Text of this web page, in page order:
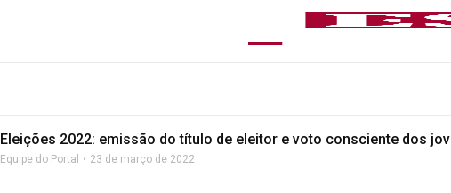
Eleições 2022: emissão do título de eleitor e voto consciente dos
Equipe do Portal 23 de março de 2022